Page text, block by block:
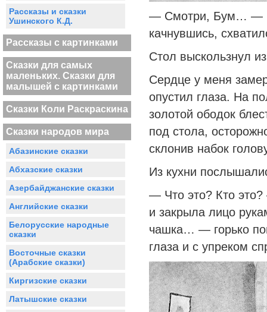
Рассказы и сказки
Ушинского К.Д.
Рассказы с картинками
Сказки для самых
маленьких. Сказки для
малышей с картинками
Сказки Коли Раскраскина
Сказки народов мира
Абазинские сказки
Абхазские сказки
Азербайджанские сказки
Английские сказки
Белорусские народные
сказки
Восточные сказки
(Арабские сказки)
Киргизские сказки
Латышские сказки
— Смотри, Бум… —
качнувшись,
Стол выскользнул
Сердце у меня
опустил глаза. На
золотой ободок
под стола,
склонив набок
Из кухни
— Что это? Кто
и закрыла лицо
чашка… — горько
глаза и с упреком